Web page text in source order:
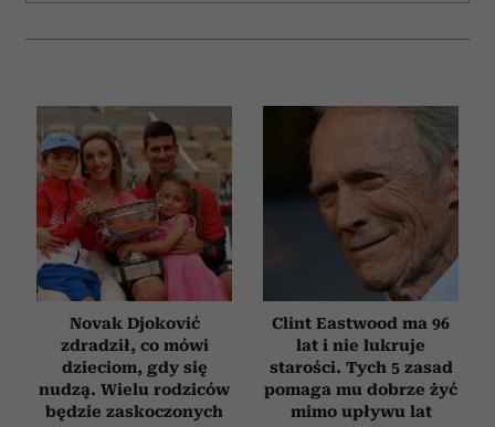
Novak Djoković
zdradził, co mówi
dzieciom, gdy się
nudzą. Wielu rodziców
będzie zaskoczonych
Clint Eastwood ma 96
lat i nie lukruje
starości. Tych 5 zasad
pomaga mu dobrze żyć
mimo upływu lat